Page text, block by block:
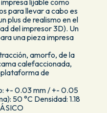
para llevar a cabo es
plus de realismo en el
del impresor 3D). Un
una pieza impresa
amorfo, de la
calefaccionada,
plataforma de
+- 0.03 mm / +- 0.05
50 °C Densidad: 1.18